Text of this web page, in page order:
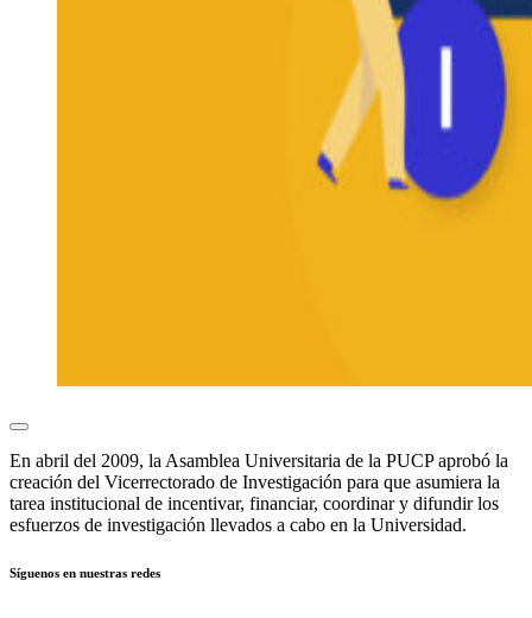
En abril del 2009, la Asamblea Universitaria de la PUCP aprobó la
creación del Vicerrectorado de Investigación para que asumiera la
tarea institucional de incentivar, financiar, coordinar y difundir los
esfuerzos de investigación llevados a cabo en la Universidad.
Síguenos en nuestras redes